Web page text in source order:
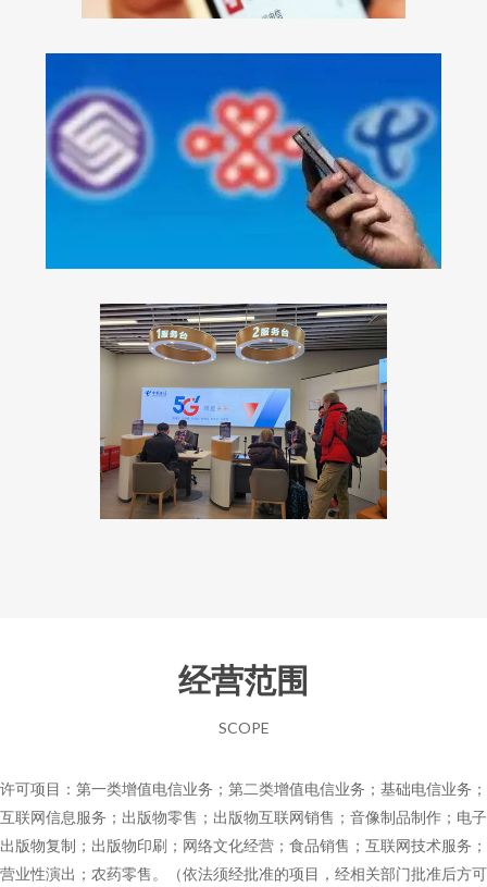
经营范围
SCOPE
许可项目：第一类增值电信业务；第二类增值电信业务；基础电信业务；
互联网信息服务；出版物零售；出版物互联网销售；音像制品制作；电子
出版物复制；出版物印刷；网络文化经营；食品销售；互联网技术服务；
营业性演出；农药零售。（依法须经批准的项目，经相关部门批准后方可